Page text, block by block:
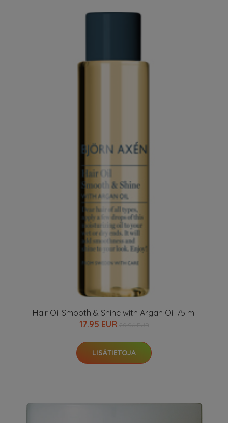
Hair Oil Smooth & Shine with Argan Oil 75 ml
17.95 EUR
LISÄTIETOJA